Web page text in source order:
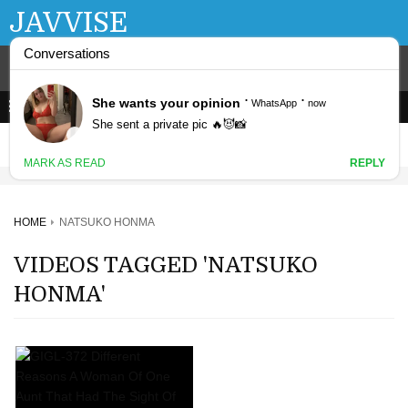
JAVVISE
HOME NATSUKO HONMA
VIDEOS TAGGED 'NATSUKO
HONMA'